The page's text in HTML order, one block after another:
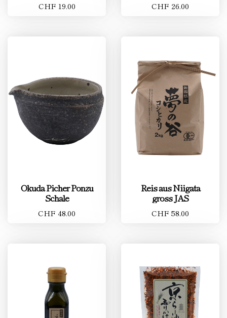
CHF 19.00 CHF 26.00
Okuda Picher Ponzu
Schale
CHF 48.00
Reis aus Niigata
gross JAS
CHF 58.00